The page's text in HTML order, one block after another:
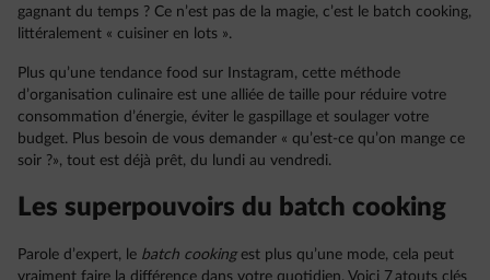
gagnant du temps ? Ce n’est pas de la magie, c’est le batch cooking,
littéralement « cuisiner en lots ».
Plus qu’une tendance food sur Instagram, cette méthode
d’organisation culinaire est une alliée de taille pour réduire votre
consommation d’énergie, éviter le gaspillage et soulager votre
budget. Plus besoin de vous demander « qu’est-ce qu’on mange ce
soir ?», tout est déjà prêt, du lundi au vendredi.
Les superpouvoirs du batch cooking
Parole d’expert, le batch cookingest plus qu’une mode, cela peut
vraiment faire la différence dans votre quotidien. Voici 7 atouts clés